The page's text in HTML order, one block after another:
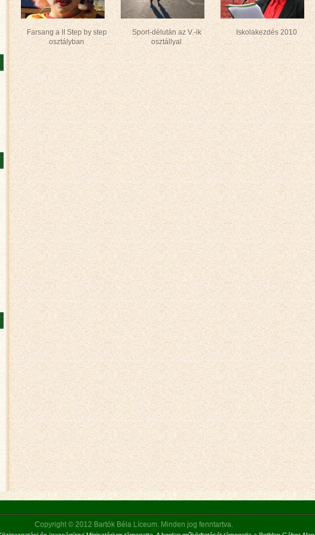
Farsang a II Step by step
osztályban
Sport-délután az V.-ik
osztállyal
Iskolakezdés 2010
Copyright © 2012 Bartók Béla Líceum. Minden jog fenntartva.